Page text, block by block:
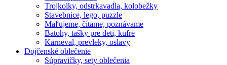
Trojkolky, odstrkavadla, kolobežky
Stavebnice, lego, puzzle
Maľujeme, čítame, poznávame
Batohy, tašky pre deti, kufre
Karneval, prevleky, oslavy
Dojčenské oblečenie
Súpravičky, sety oblečenia